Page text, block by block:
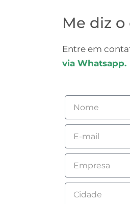
Me diz
Entre em
via Whatsapp.
Nome
Email
Empresa
Cidade